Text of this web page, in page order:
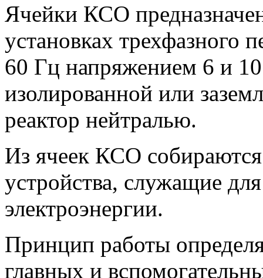
Ячейки КСО
установках трехфазного
60 Гц напряжением 6 и
изолированной или
реактор нейтралью.
Из ячеек КСО
устройства, служащие
электроэнергии.
Принцип работы
главных и